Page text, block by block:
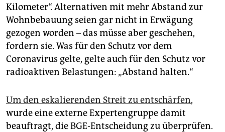
Kilometer“. Alternativen mit mehr Abstand zur
Wohnbebauung seien gar nicht in Erwägung
gezogen worden – das müsse aber geschehen,
fordern sie. Was für den Schutz vor dem
Coronavirus gelte, gelte auch für den Schutz vor
radioaktiven Belastungen: „Abstand halten.“
Um den eskalierenden Streit zu entschärfen,
wurde eine externe Expertengruppe damit
beauftragt, die BGE-Entscheidung zu überprüfen.